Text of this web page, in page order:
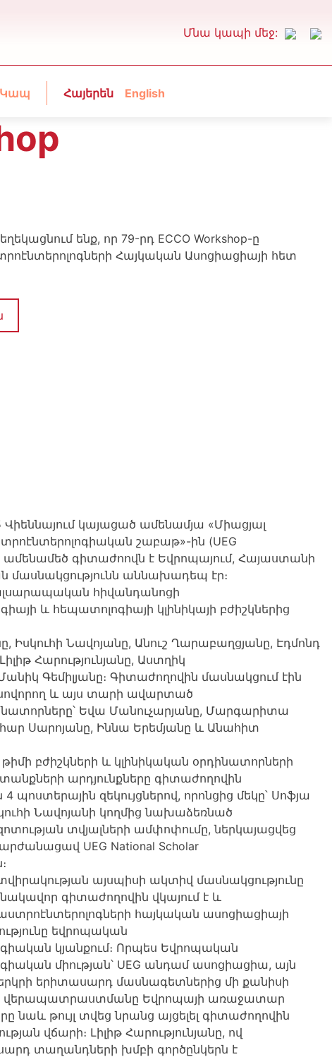
Մնա կապի մեջ:
Կապ Հայերեն English
ենք, որ 79-րդ ECCO Workshop-ը
Հայկական Ասոցիացիայի հետ
Վիեննայում կայացած ամենամյա «Միացյալ
շաբաթ»-ին (UEG
ամենամեծ գիտաժոովն է Եվրոպայում, Հայաստանի
մասնակցությունն աննախադեպ էր։
հիվանդանոցի
և հեպատոլոգիայի կլինիկայի բժիշկներից
Իսկուհի Նավոյանը, Անուշ Ղարաբաղցյանը, Էդմոնդ
Հարությունյանը, Աստղիկ
Գեմիլյանը։ Գիտաժողովին մասնակցում էին
և այս տարի ավարտած
Եվա Մանուչարյանը, Մարգարիտա
Սարոյանը, Իննա Երեմյանը և Անահիտ
բժիշկների և կլինիկական օրդինատորների
արդյունքները գիտաժողովին
պոստերային զեկույցներով, որոնցից մեկը՝ Սոֆյա
Նավոյանի կողմից նախաձեռնած
տվյալների ամփոփումը, ներկայացվեց
UEG National Scholar
այսպիսի ակտիվ մասնակցությունը
գիտաժողովին վկայում է և
հայկական ասոցիացիայի
եվրոպական
կյանքում։ Որպես Եվրոպական
միության՝ UEG անդամ ասոցիացիա, այն
երկրի երիտասարդ մասնագետներից մի քանիսի
Եվրոպայի առաջատար
նաև թույլ տվեց նրանց այցելել գիտաժողովին
վճարի։ Լիլիթ Հարությունյանը, ով
տաղանդների խմբի գործընկերն է